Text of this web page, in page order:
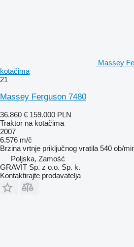
Massey
kotačima
21
Massey Ferguson 7480
36.860 € 159.000 PLN
Traktor na kotačima
2007
6.576 m/č
Brzina vrtnje priključnog vratila 540 ob/
Poljska, Zamość
GRAVIT Sp. z o.o. Sp. k.
Kontaktirajte prodavatelja